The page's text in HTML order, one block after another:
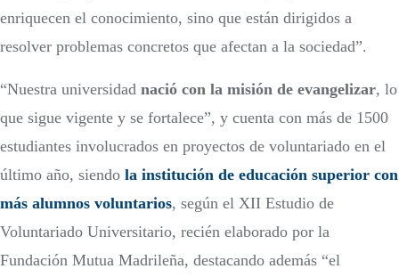
enriquecen el conocimiento, sino que están dirigidos a
resolver problemas concretos que afectan a la sociedad”.
“Nuestra universidad nació con la misión de evangelizar, lo
que sigue vigente y se fortalece”, y cuenta con más de 1500
estudiantes involucrados en proyectos de voluntariado en el
último año, siendo la institución de educación superior con
más alumnos voluntarios, según el XII Estudio de
Voluntariado Universitario, recién elaborado por la
Fundación Mutua Madrileña, destacando además “el